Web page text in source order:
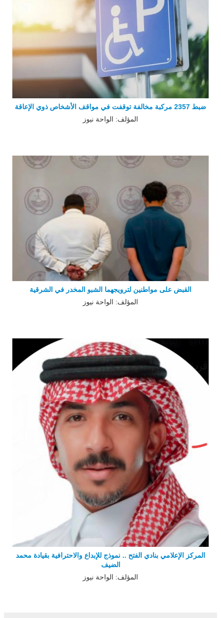
ضبط 2357 مركبة مخالفة توقفت في مواقف الأشخاص ذوي الإعاقة
المؤلف: الواحة نيوز
القبض على مواطنين لترويجهما الشبو المخدر في الشرقية
المؤلف: الواحة نيوز
المركز الإعلامي بنادي الفتح .. نموذج للإبداع والاحترافية بقيادة محمد
الضيف
المؤلف: الواحة نيوز